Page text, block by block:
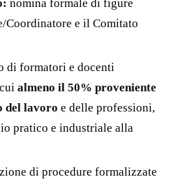
nomina formale di figure
Coordinatore e il Comitato
di formatori e docenti
cuialmeno il 50% proveniente
del lavoro e delle professioni,
pratico e industriale alla
di procedure formalizzate